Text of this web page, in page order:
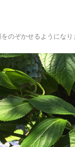
のぞかせるようになり